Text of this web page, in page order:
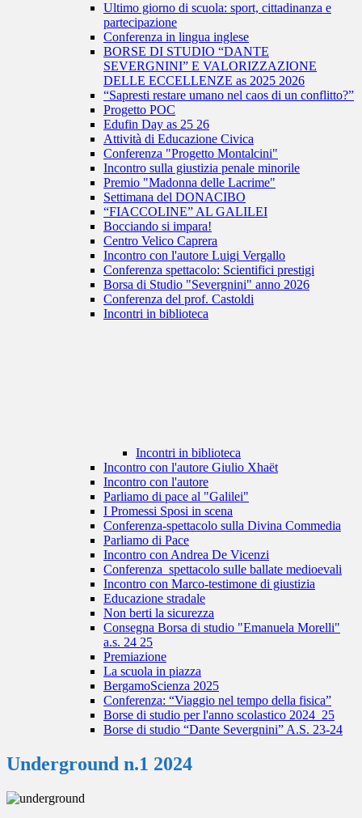
Ultimo giorno di scuola: sport, cittadinanza e
partecipazione
Conferenza in lingua inglese
BORSE DI STUDIO “DANTE
SEVERGNINI” E VALORIZZAZIONE
DELLE ECCELLENZE as 2025 2026
“Sapresti restare umano nel caos di un conflitto?”
Progetto POC
Edufin Day as 25 26
Attività di Educazione Civica
Conferenza "Progetto Montalcini"
Incontro sulla giustizia penale minorile
Premio "Madonna delle Lacrime"
Settimana del DONACIBO
“FIACCOLINE” AL GALILEI
Bocciando si impara!
Centro Velico Caprera
Incontro con l'autore Luigi Vergallo
Conferenza spettacolo: Scientifici prestigi
Borsa di Studio "Severgnini" anno 2026
Conferenza del prof. Castoldi
Incontri in biblioteca
Incontri in biblioteca
Incontro con l'autore Giulio Xhaët
Incontro con l'autore
Parliamo di pace al "Galilei"
I Promessi Sposi in scena
Conferenza-spettacolo sulla Divina Commedia
Parliamo di Pace
Incontro con Andrea De Vicenzi
Conferenza_spettacolo sulle ballate medioevali
Incontro con Marco-testimone di giustizia
Educazione stradale
Non berti la sicurezza
Consegna Borsa di studio "Emanuela Morelli"
a.s. 24 25
Premiazione
La scuola in piazza
BergamoScienza 2025
Conferenza: “Viaggio nel tempo della fisica”
Borse di studio per l'anno scolastico 2024_25
Borse di studio “Dante Severgnini” A.S. 23-24
Underground n.1 2024